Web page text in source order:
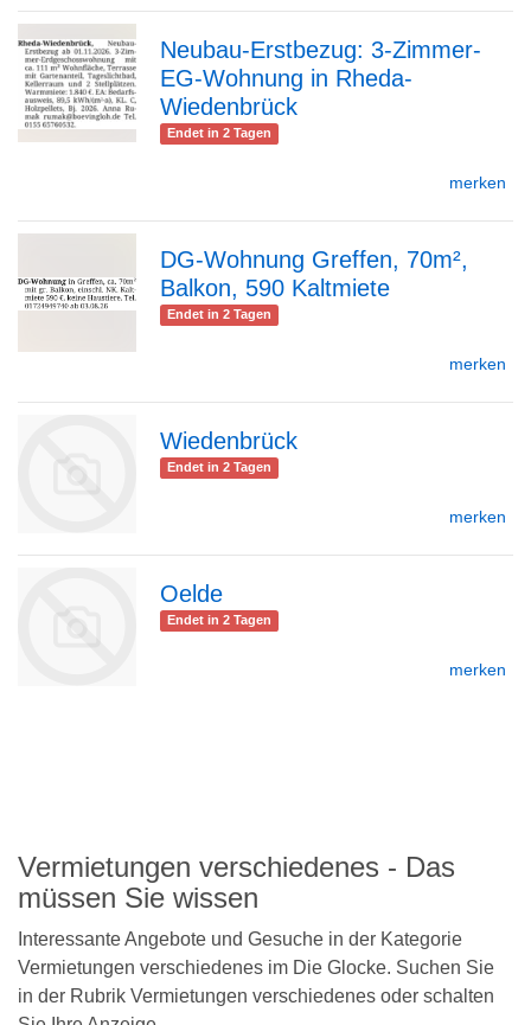
zur
Neubau-Erstbezug: 3-Zimmer-
EG-Wohnung in Rheda-
Wiedenbrück
Endet in 2 Tagen
merken
zur
DG-Wohnung Greffen, 70m²,
Balkon, 590 Kaltmiete
Endet in 2 Tagen
merken
Wiedenbrück
Endet in 2 Tagen
merken
Detailseite
Oelde
Endet in 2 Tagen
merken
oben
Vermietungen verschiedenes - Das
müssen Sie wissen
Interessante Angebote und Gesuche in der Kategorie
Vermietungen verschiedenes im Die Glocke. Suchen Sie
in der Rubrik Vermietungen verschiedenes oder schalten